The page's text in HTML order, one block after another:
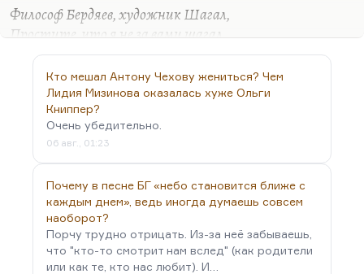
Философ Бердяев, художник Шагал,
Простите, что я не за вами шагал,
Простите, за вами меня не пускал
Художник-философ Пердяев-Шакал.
Мне кажется, что художник-философ — это
немножко неправильно. Ну, исключения
единичны. Я не знаю, ну… Наверное, «Философия
одного переулка» Александра Пятигорского.
Наверное, кое-что из прозы Юрия Мамлеева,
прежде всего философа-мыслителя, ну и
художника сильного. А вот, скажем, «Зияющие
высоты» Григория Зиновьева, по-моему, сейчас
читать уже невозможно. Ну, в любом…
Кто мешал Антону Чехову жениться? Чем
Лидия Мизинова оказалась хуже Ольги
Книппер?
Очень убедительно.
06 авг., 01:23
Почему в песне БГ «небо становится ближе с
каждым днем», ведь иногда думаешь совсем
наоборот?
Порчу трудно отрицать. Из-за неё забываешь,
что "кто-то смотрит нам вслед" (как родители
или как те, кто нас любит). И…